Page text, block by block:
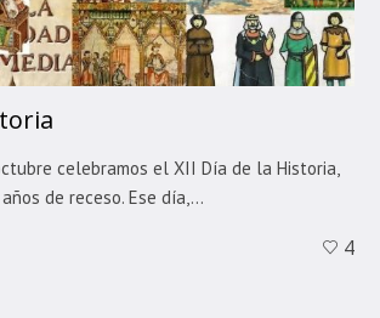
celebramos el XII Día de la Historia,
de receso. Ese día,...
4